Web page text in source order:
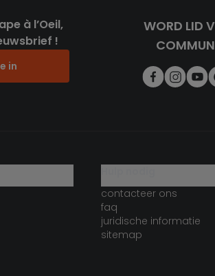
à l’Oeil,
!
in
WORD LID
contacteer ons
faq
juridische informatie
sitemap